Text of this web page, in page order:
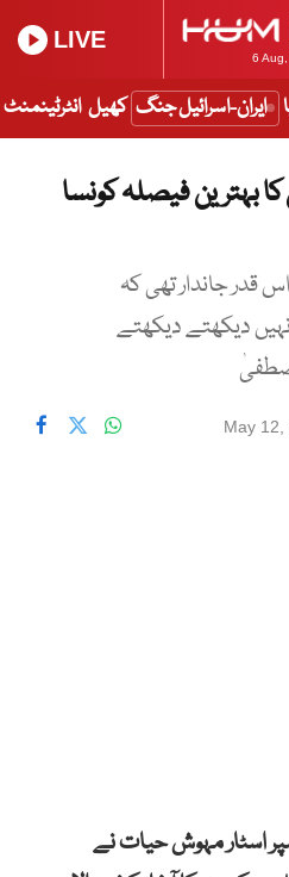
6
LIVE
ایران-اسرائیل جنگ کھیل انٹرٹینمنٹ
بہترین فیصلہ کونسا
قدر جاندار تھی کہ
دیکھتے دیکھتے
May 12,
اسٹار مہوش حیات نے